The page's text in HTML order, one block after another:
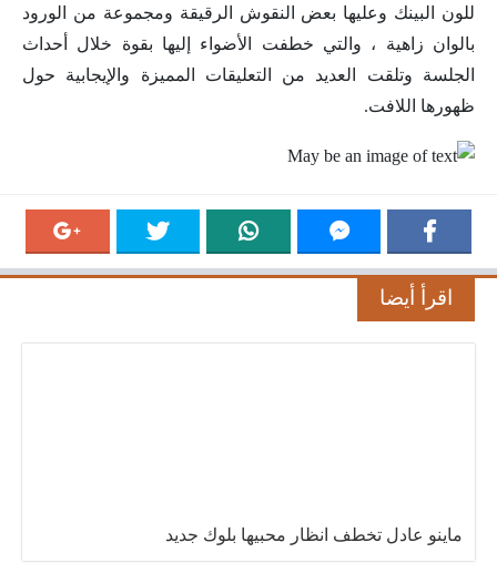
للون البينك وعليها بعض النقوش الرقيقة ومجموعة من الورود
بالوان زاهية ، والتي خطفت الأضواء إليها بقوة خلال أحداث
الجلسة وتلقت العديد من التعليقات المميزة والإيجابية حول
ظهورها اللافت.
اقرأ أيضا
ماينو عادل تخطف انظار محبيها بلوك جديد